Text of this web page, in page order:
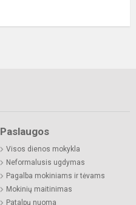
Paslaugos
Visos dienos mokykla
Neformalusis ugdymas
Pagalba mokiniams ir tėvams
Mokinių maitinimas
Patalpų nuoma